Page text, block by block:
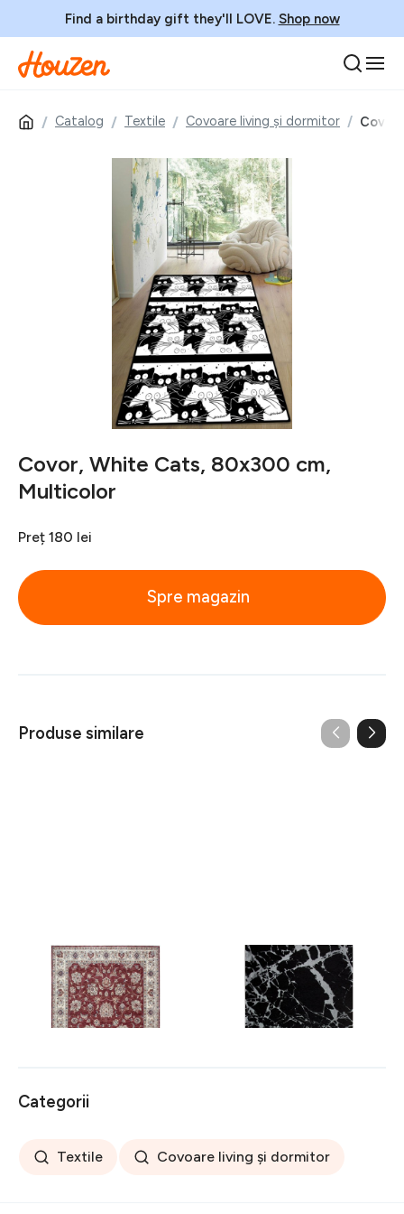
Find a birthday gift they'll LOVE. Shop now
Catalog Textile Covoare living și dormitor
Covor, White Cats, 80x300 cm,
Multicolor
Preț 180 lei
Spre magazin
Produse similare
Covor rezistent Eko, ALT
05 - Red, Ivory, 100%
poliester, 80 x 150 cm
256 lei
Covor rezistent SM 21 -
Black, Silver XW, 80x300
441 lei
Categorii
Textile Covoare living și dormitor